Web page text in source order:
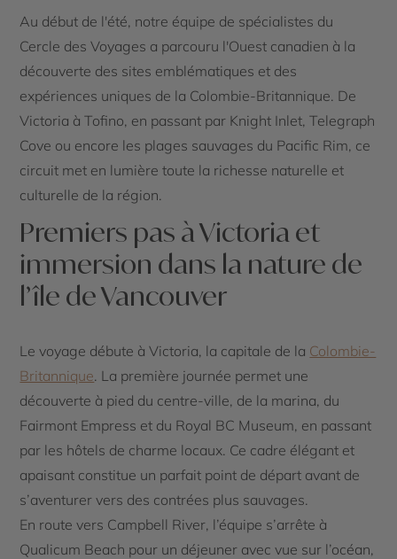
Au début de l'été, notre équipe de spécialistes du
Cercle des Voyages a parcouru l'Ouest canadien à la
découverte des sites emblématiques et des
expériences uniques de la Colombie-Britannique. De
Victoria à Tofino, en passant par Knight Inlet, Telegraph
Cove ou encore les plages sauvages du Pacific Rim, ce
circuit met en lumière toute la richesse naturelle et
culturelle de la région.
Premiers pas à Victoria et
immersion dans la nature de
l’île de Vancouver
Le voyage débute à Victoria, la capitale de la Colombie-
Britannique. La première journée permet une
découverte à pied du centre-ville, de la marina, du
Fairmont Empress et du Royal BC Museum, en passant
par les hôtels de charme locaux. Ce cadre élégant et
apaisant constitue un parfait point de départ avant de
s’aventurer vers des contrées plus sauvages.
En route vers Campbell River, l’équipe s’arrête à
Qualicum Beach pour un déjeuner avec vue sur l’océan,